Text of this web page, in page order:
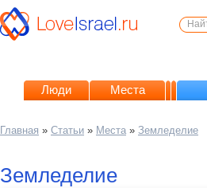
Люди Места
Главная » Статьи » Места » Земледелие
Земледелие